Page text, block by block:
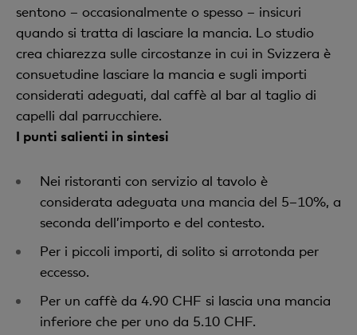
sentono – occasionalmente o spesso – insicuri
quando si tratta di lasciare la mancia. Lo studio
crea chiarezza sulle circostanze in cui in Svizzera è
consuetudine lasciare la mancia e sugli importi
considerati adeguati, dal caffè al bar al taglio di
capelli dal parrucchiere.
I punti salienti in sintesi
Nei ristoranti con servizio al tavolo è
considerata adeguata una mancia del 5–10%, a
seconda dell’importo e del contesto.
Per i piccoli importi, di solito si arrotonda per
eccesso.
Per un caffè da 4.90 CHF si lascia una mancia
inferiore che per uno da 5.10 CHF.